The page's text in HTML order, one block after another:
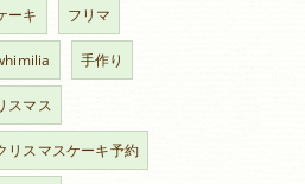
ーキ フリマ
手作り
スマス
リスマスケーキ予約